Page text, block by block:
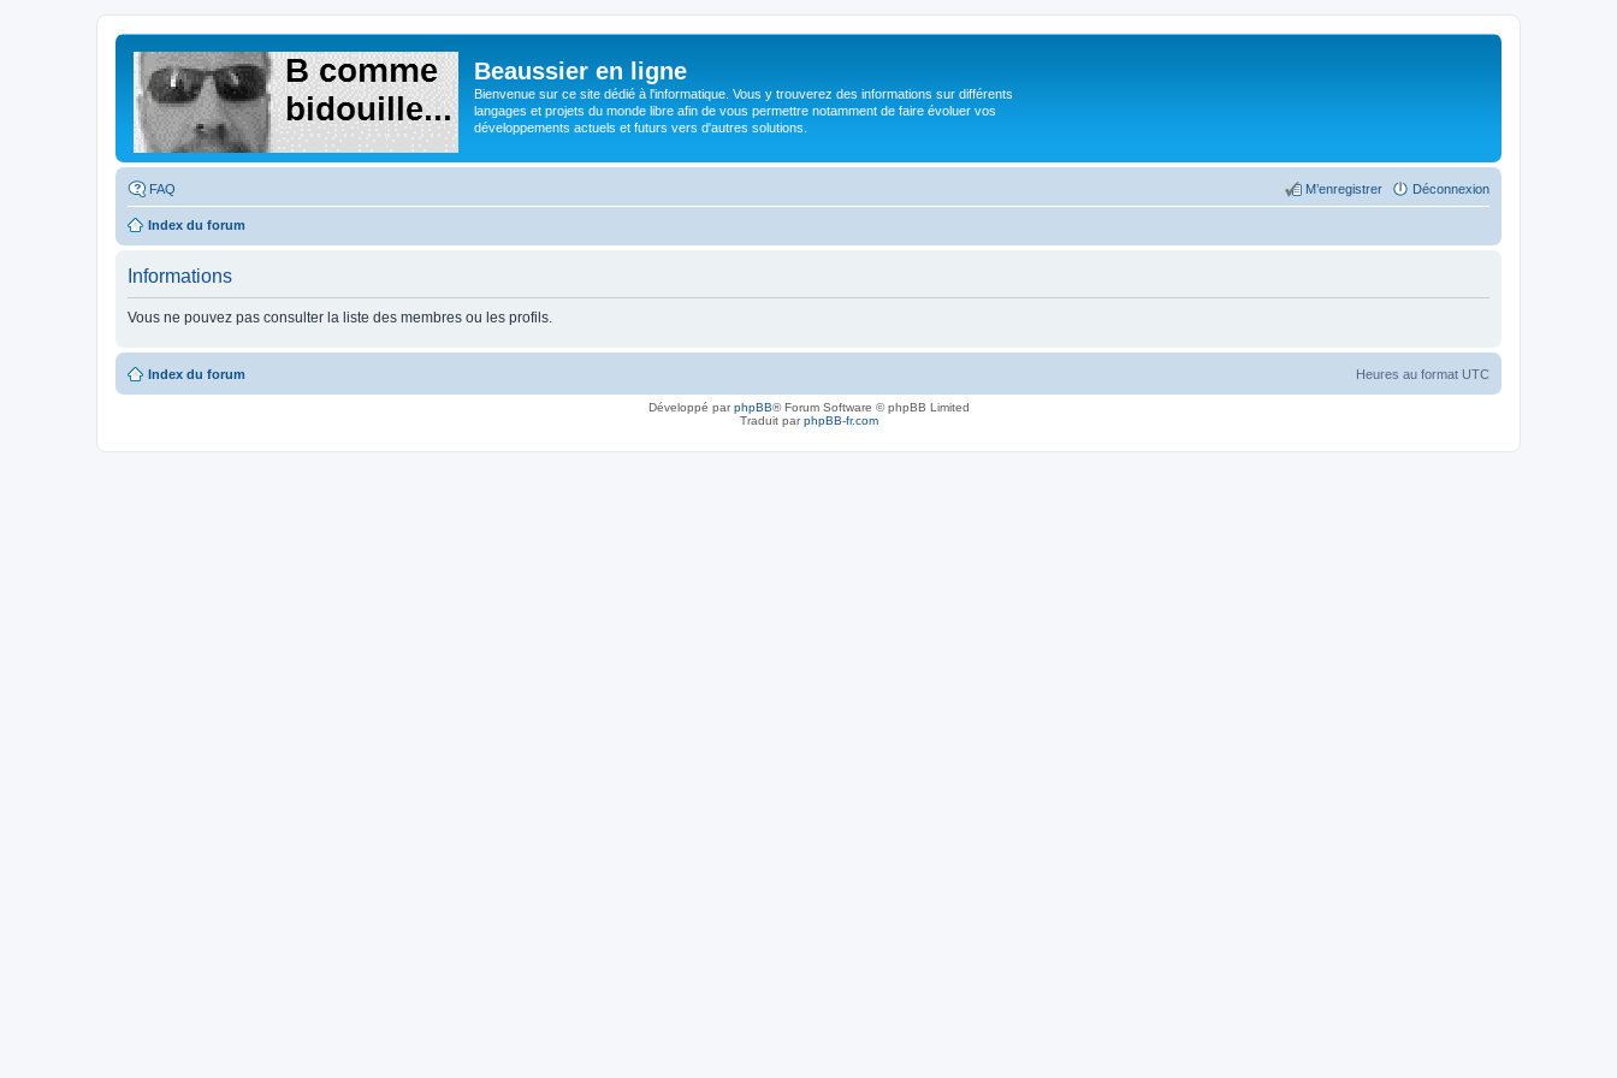
Beaussier en ligne
Bienvenue sur ce site dédié à l'informatique. Vous y trouverez des informations sur différents
langages et projets du monde libre afin de vous permettre notamment de faire évoluer vos
développements actuels et futurs vers d'autres solutions.
FAQ Déconnexion
M’enregistrer
Index du forum
Informations
Vous ne pouvez pas consulter la liste des membres ou les profils.
Index du forum Heures au format UTC
Développé parphpBB® Forum Software © phpBB Limited
Traduit parphpBB-fr.com